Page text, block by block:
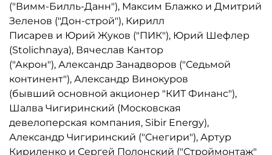
("Вимм-Билль-Данн"), Максим Блажко и Дмитрий
Зеленов ("Дон-строй"), Кирилл
Писарев и Юрий Жуков ("ПИК"), Юрий Шефлер
(Stolichnaya), Вячеслав Кантор
("Акрон"), Александр Занадворов ("Седьмой
континент"), Александр Винокуров
(бывший основной акционер "КИТ Финанс"),
Шалва Чигиринский (Московская
девелоперская компания, Sibir Energy),
Александр Чигиринский ("Снегири"), Артур
Кириленко и Сергей Полонский ("Строймонтаж"